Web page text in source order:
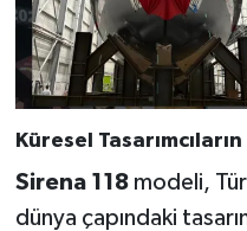
Küresel
Sirena 118modeli,
dünya çapındaki